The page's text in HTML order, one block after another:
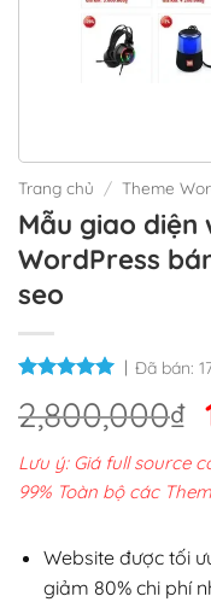
Trang chủ / Theme
Mẫu giao diện
WordPress
seo
Đã bán:
2,800,000₫
Lưu ý: Giá full source
99% Toàn bộ các
Website được tối
giảm 80% chi phí